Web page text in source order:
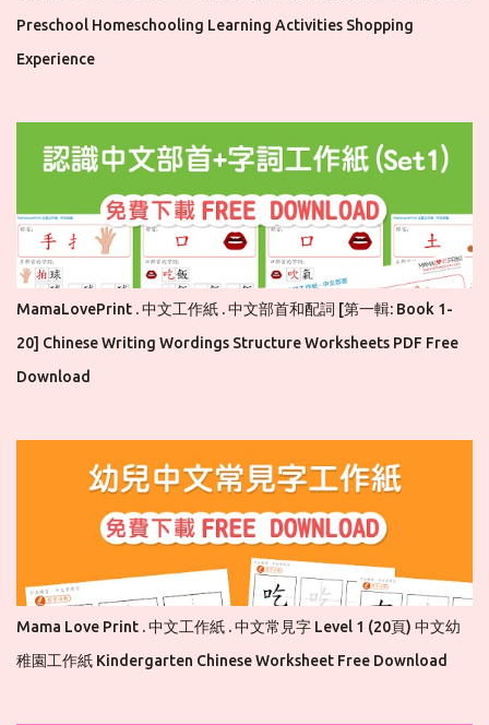
Preschool Homeschooling Learning Activities Shopping
Experience
MamaLovePrint . 中文工作紙 . 中文部首和配詞 [第一輯: Book 1-
20] Chinese Writing Wordings Structure Worksheets PDF Free
Download
Mama Love Print . 中文工作紙 . 中文常見字 Level 1 (20頁) 中文幼
稚園工作紙 Kindergarten Chinese Worksheet Free Download